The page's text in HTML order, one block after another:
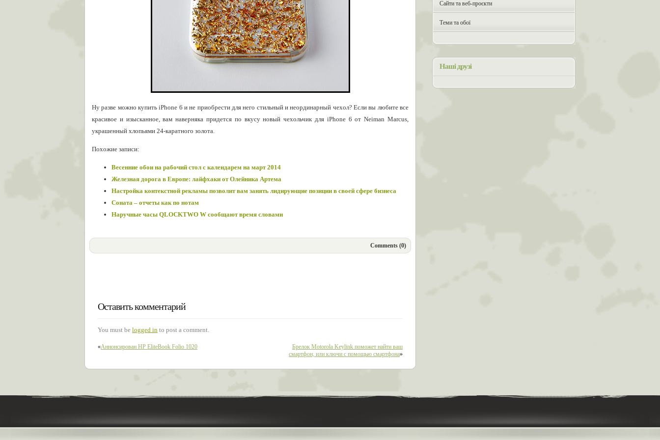
Ну разве можно купить iPhone 6 и не приобрести для него стильный и неординарный чехол? Если вы любите все
красивое и изысканное, вам наверняка придется по вкусу новый чехольчик для iPhone 6 от Neiman Marcus,
украшенный хлопьями 24-каратного золота.
Похожие записи:
Весенние обои на рабочий стол с календарем на март 2014
Железная дорога в Европе: лайфхаки от Олейника Артема
Настройка контекстной рекламы позволит вам занять лидирующие позиции в своей сфере бизнеса
Соната – отчеты как по нотам
Наручные часы QLOCKTWO W сообщают время словами
Comments (0)
Оставить комментарий
You must be logged in to post a comment.
«Аннонсирован HP EliteBook Folio 1020
Брелок Motorola Keylink поможет найти ваш
смартфон, или ключи с помощью смартфона»
Сайти та веб-проєкти
Теми та обої
Наші друзі